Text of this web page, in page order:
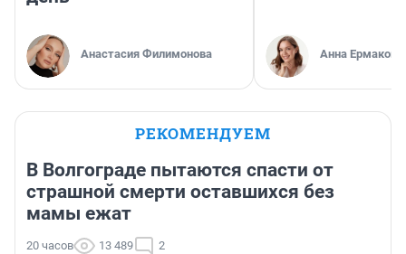
Анастасия Филимонова Анна Ермакова
РЕКОМЕНДУЕМ
В Волгограде пытаются спасти от
страшной смерти оставшихся без
мамы ежат
20 часов 13 489 2